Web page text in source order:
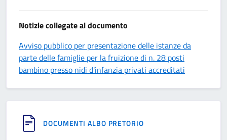
Notizie collegate al documento
Avviso pubblico per presentazione delle istanze da
parte delle famiglie per la fruizione di n. 28 posti
bambino presso nidi d'infanzia privati accreditati
DOCUMENTI ALBO PRETORIO